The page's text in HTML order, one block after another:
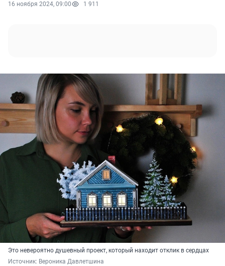
16 ноября 2024, 09:00 1 911
Это невероятно душевный проект, который находит отклик в сердцах
Источник: Вероника Давлетшина